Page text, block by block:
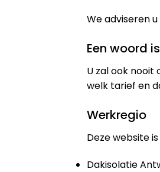
We adviseren
Een woord
U zal ook
welk tarief en
Werkregio
Deze website
Dakisolatie